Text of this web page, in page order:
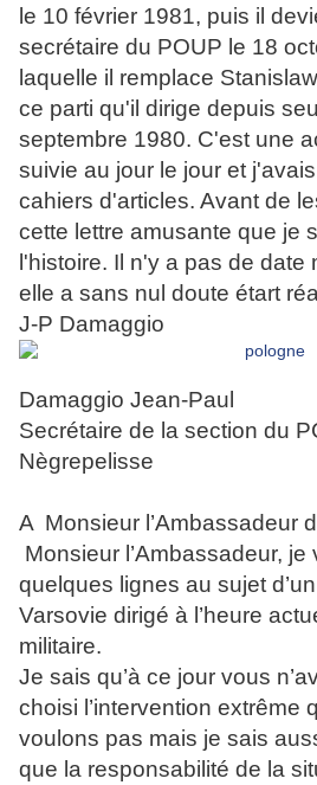
le 10 février 1981, puis il
secrétaire du POUP le 18
laquelle il remplace
ce parti qu'il dirige depuis
septembre 1980. C'est une
suivie au jour le jour et
cahiers d'articles. Avant de
cette lettre amusante que je
l'histoire. Il n'y a pas de date
elle a sans nul doute étart
J-P Damaggio
Damaggio Jean-Paul
Secrétaire de la section du
Nègrepelisse
A Monsieur l’Ambassadeur
Monsieur l’Ambassadeur,
quelques lignes au sujet
Varsovie dirigé à l’heure
militaire.
Je sais qu’à ce jour vous
choisi l’intervention extrême
voulons pas mais je sais
que la responsabilité de la